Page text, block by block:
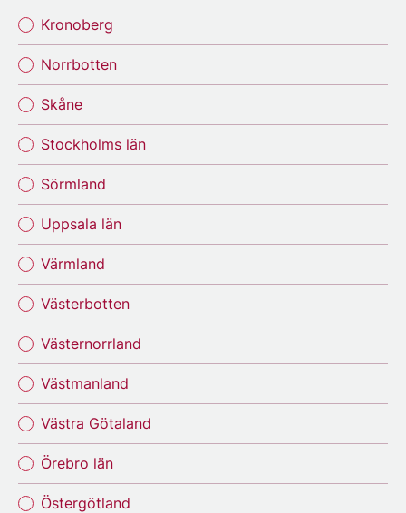
Kronoberg
Norrbotten
Skåne
Stockholms län
Sörmland
Uppsala län
Värmland
Västerbotten
Västernorrland
Västmanland
Västra Götaland
Örebro län
Östergötland